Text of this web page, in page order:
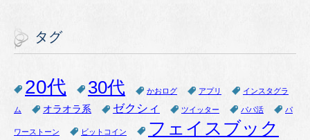
タグ
20代 30代 かおログ アプリ インスタグラ
ム オラオラ系 ゼクシィ ツイッター パパ活 パ
ワーストーン ビットコイン フェイスブック